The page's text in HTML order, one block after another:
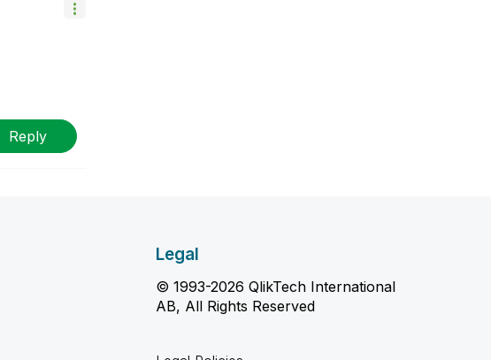
Reply
Legal
© 1993-2026 QlikTech International
AB, All Rights Reserved